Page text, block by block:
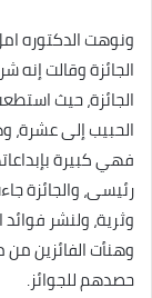
ونوهت الدكتوره
الجائزة وقالت
الجائزة، حيث
الحبيب إلى
فهي كبيرة
رئيسى، والجائزة
وثرية، ولنشر
وهنأت الفائزين
حصدهم للجوائز.